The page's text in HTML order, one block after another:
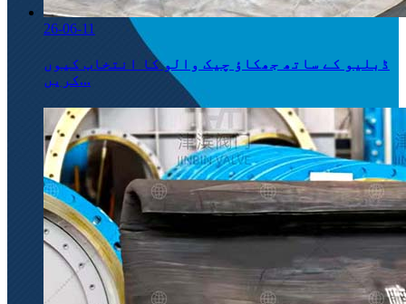
26-06-11
ڈبلیو کے ساتھ جھکاؤ چیک والو کا انتخاب کیوں
کریں...